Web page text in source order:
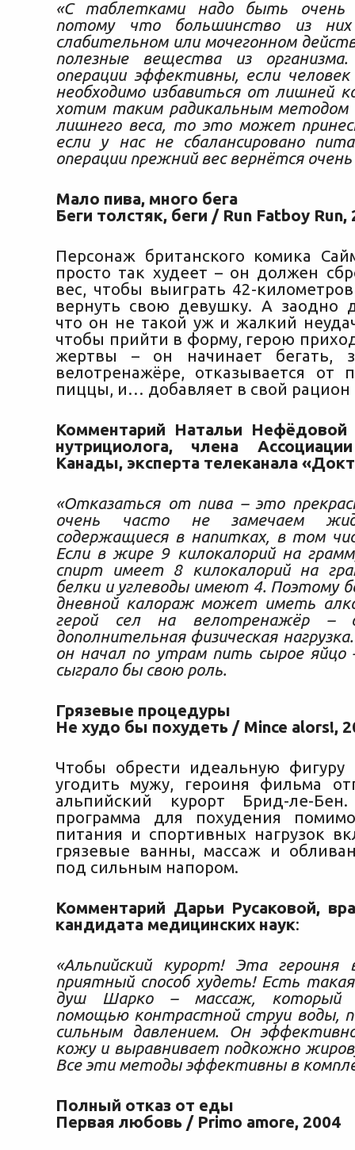
«С таблетками надо быть очень
потому что большинство из
слабительном или мочегонном
полезные вещества из организма.
операции эффективны, если
необходимо избавиться от лишней
хотим таким радикальным методом
лишнего веса, то это может
если у нас не сбалансировано
операции прежний вес вернётся
Мало пива, много бега
Беги толстяк, беги / Run Fatboy Run,
Персонаж британского комика
просто так худеет – он должен
вес, чтобы выиграть 42-
вернуть свою девушку. А заодно
что он не такой уж и жалкий
чтобы прийти в форму, герою
жертвы – он начинает бегать,
велотренажёре, отказывается от
пиццы, и… добавляет в свой
Комментарий Натальи
нутрициолога, члена
Канады, эксперта телеканала
«Отказаться от пива – это
очень часто не замечаем
содержащиеся в напитках, в том
Если в жире 9 килокалорий на
спирт имеет 8 килокалорий на
белки и углеводы имеют 4. Поэтому
дневной калораж может иметь
герой сел на велотренажёр –
дополнительная физическая
он начал по утрам пить сырое яйцо
сыграло бы свою роль.
Грязевые процедуры
Не худо бы похудеть / Mince alors!,
Чтобы обрести идеальную
угодить мужу, героиня фильма
альпийский курорт Брид-ле-
программа для похудения
питания и спортивных нагрузок
грязевые ванны, массаж и
под сильным напором.
Комментарий Дарьи Русаковой,
кандидата медицинских наук:
«Альпийский курорт! Эта героиня
приятный способ худеть! Есть
душ Шарко – массаж, который
помощью контрастной струи воды,
сильным давлением. Он
кожу и выравнивает подкожно
Все эти методы эффективны в
Полный отказ от еды
Первая любовь / Primo amore, 2004